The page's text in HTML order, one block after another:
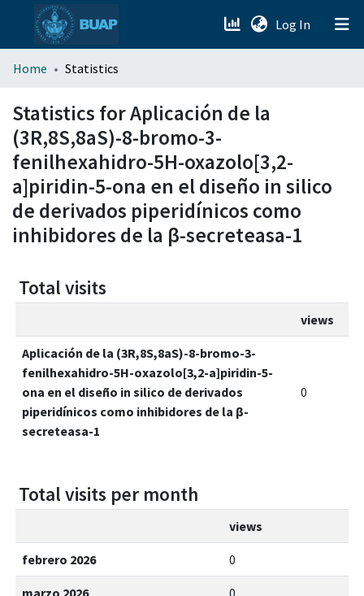
Log In (current)
menu.section.about_menu
All of DSpace
Home Statistics
Statistics for Aplicación de la
(3R,8S,8aS)-8-bromo-3-
fenilhexahidro-5H-oxazolo[3,2-
a]piridin-5-ona en el diseño in silico
de derivados piperidínicos como
inhibidores de la β-secreteasa-1
Total visits
views
Aplicación de la (3R,8S,8aS)-8-bromo-3-
fenilhexahidro-5H-oxazolo[3,2-a]piridin-5-
ona en el diseño in silico de derivados
piperidínicos como inhibidores de la β-
secreteasa-1
0
Total visits per month
views
febrero 2026 0
marzo 2026 0